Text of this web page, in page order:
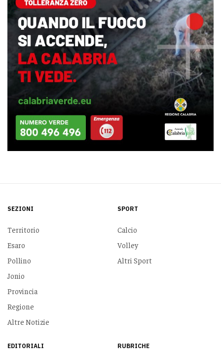
SEZIONI
Territorio
Esaro
Pollino
Jonio
Provincia
Regione
Altre Notizie
SPORT
Calcio
Volley
Altri Sport
EDITORIALI RUBRICHE